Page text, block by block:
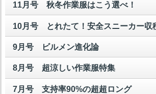
11月号 秋冬作業服はこう選べ！
10月号 とれたて！安全スニーカー収
9月号 ビルメン進化論
8月号 超涼しい作業服特集
7月号 支持率90%の超超ロング